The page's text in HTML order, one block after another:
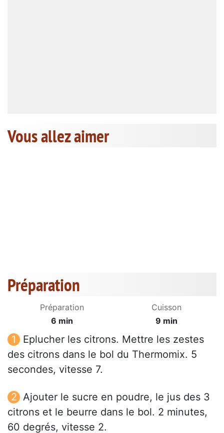
Vous allez aimer
Préparation
Préparation
6 min
Cuisson
9 min
Eplucher les citrons. Mettre les zestes
des citrons dans le bol du Thermomix. 5
secondes, vitesse 7.
Ajouter le sucre en poudre, le jus des 3
citrons et le beurre dans le bol. 2 minutes,
60 degrés, vitesse 2.